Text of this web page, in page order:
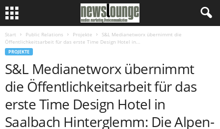
Start Public Relations Projekte
S&L Medianetworx übernimmt die
Öffentlichkeitsarbeit für das erste Time Design Hotel in...
PROJEKTE
S&L Medianetworx übernimmt
die Öffentlichkeitsarbeit für das
erste Time Design Hotel in
Saalbach Hinterglemm: Die Alpen-